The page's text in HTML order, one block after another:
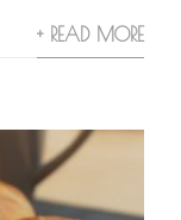
+ READ MORE